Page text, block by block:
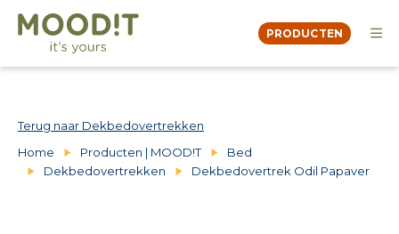
PRODUCTEN
DEALERS
CONTACT
Terug naar Dekbedovertrekken
Home
Producten | MOOD!T
Bed
Dekbedovertrekken
Dekbedovertrek Odil Papaver